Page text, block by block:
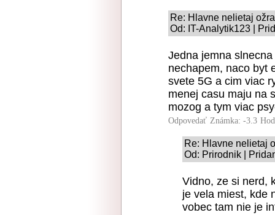
Re: Hlavne nelietaj
Od: IT-Analytik123 |
Jedna jemna
nechapem, naco byt
svete 5G a cim viac
menej casu maju na
mozog a tym viac
Odpovedať Známka: -3.3
Re: Hlavne nelietaj
Od: Prirodnik |
Vidno, ze si nerd,
je vela miest, kde
vobec tam nie je